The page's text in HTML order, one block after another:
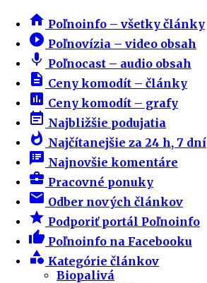
home Poľnoinfo – všetky články
play_circle_filled Poľnovízia – video obsah
mic Poľnocast – audio obsah
description Ceny komodít – články
insert_chart Ceny komodít – grafy
event_note Najbližšie podujatia
whatshot Najčítanejšie za 24 h, 7 dní
speaker_notes Najnovšie komentáre
business_center Pracovné ponuky
email Odber nových článkov
star Podporiť portál Poľnoinfo
thumb_up Poľnoinfo na Facebooku
category Kategórie článkov
Biopalivá